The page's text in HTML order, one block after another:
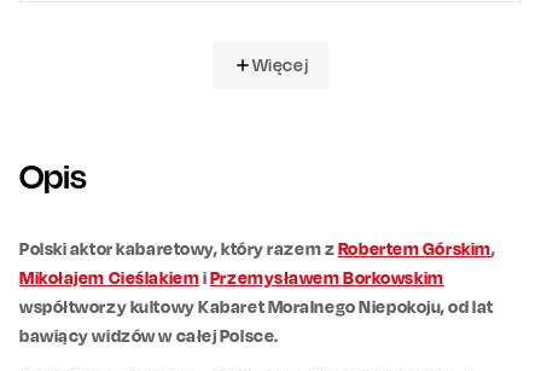
Więcej
Opis
Polski aktor kabaretowy, który razem zRobertem Górskim,
Mikołajem CieślakiemiPrzemysławem Borkowskim
współtworzy kultowy Kabaret Moralnego Niepokoju, od lat
bawiący widzów w całej Polsce.